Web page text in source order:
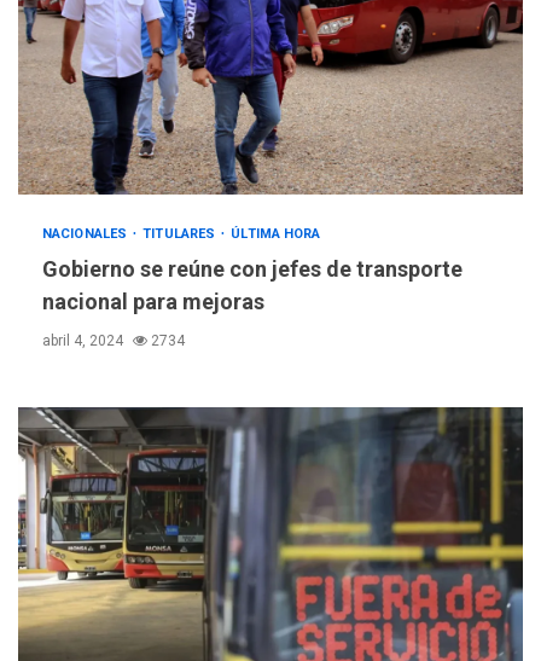
NACIONALES TITULARES ÚLTIMA HORA
Gobierno se reúne con jefes de transporte
nacional para mejoras
abril 4, 2024 2734